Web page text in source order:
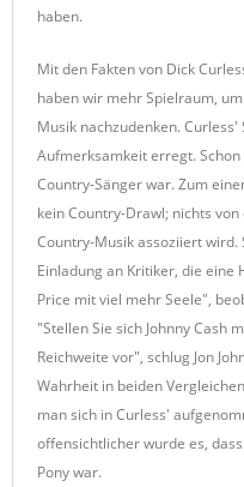
haben.
Mit den Fakten von Dick
haben wir mehr Spielraum,
Musik nachzudenken.
Aufmerksamkeit erregt.
Country-Sänger war. Zum
kein Country-Drawl; nichts
Country-Musik assoziiert wird.
Einladung an Kritiker, die eine
Price mit viel mehr Seele",
"Stellen Sie sich Johnny Cash
Reichweite vor", schlug Jon
Wahrheit in beiden
man sich in Curless'
offensichtlicher wurde es,
Pony war.